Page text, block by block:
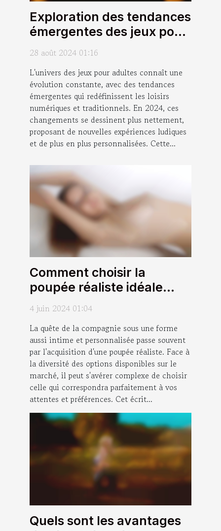
Exploration des tendances
émergentes des jeux pour
adultes en 2024
28 août 2024 01:16
L'univers des jeux pour adultes connaît une
évolution constante, avec des tendances
émergentes qui redéfinissent les loisirs
numériques et traditionnels. En 2024, ces
changements se dessinent plus nettement,
proposant de nouvelles expériences ludiques
et de plus en plus personnalisées. Cette...
Comment choisir la
poupée réaliste idéale
pour vos besoins et
préférences
4 juin 2024 01:04
La quête de la compagnie sous une forme
aussi intime et personnalisée passe souvent
par l'acquisition d'une poupée réaliste. Face à
la diversité des options disponibles sur le
marché, il peut s'avérer complexe de choisir
celle qui correspondra parfaitement à vos
attentes et préférences. Cet écrit...
Quels sont les avantages